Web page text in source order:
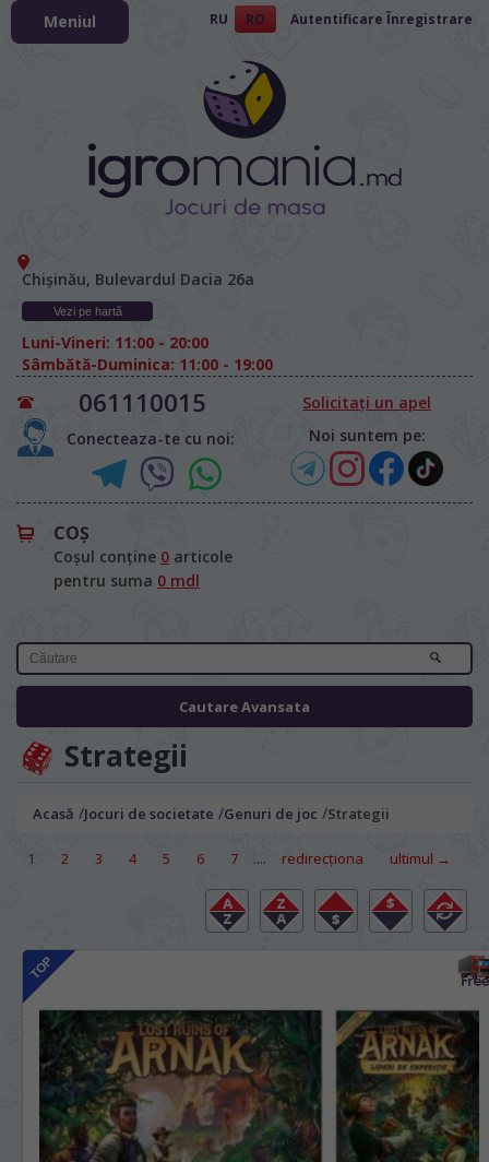
RU RO Autentificare Înregistrare
Chișinău, Bulevardul Dacia 26а
Vezi pe hartă
Luni-Vineri: 11:00 - 20:00
Sâmbătă-Duminica: 11:00 - 19:00
061110015
Conecteaza-te cu noi:
Solicitați un apel
Noi suntem pe:
COŞ
Coșul conține 0 articole
pentru suma 0 mdl
Cautare Avansata
Meniul
Strategii
Acasă /Jocuri de societate /Genuri de joc /Strategii
1 2 3 4 5 6 7 .... redirecţiona ultimul →